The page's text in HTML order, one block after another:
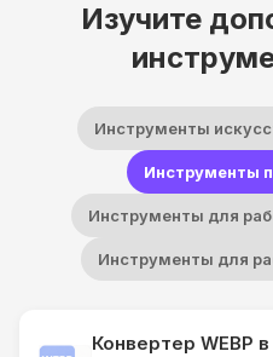
Изучите
Инструменты
Инструменты
Инструменты для
Инструменты для
Конвертер WEBP в